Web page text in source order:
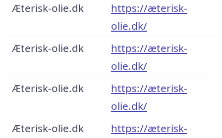
Æterisk-olie.dk
https://æterisk-
olie.dk/
Æterisk-olie.dk
https://æterisk-
olie.dk/
Æterisk-olie.dk
https://æterisk-
olie.dk/
Æterisk-olie.dk
https://æterisk-